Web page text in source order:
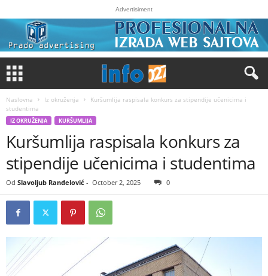
Advertisiment
Naslovna Iz okruženja
Kuršumlija raspisala konkurs za stipendije učenicima i
studentima
IZ OKRUŽENJA KURŠUMLIJA
Kuršumlija raspisala konkurs za
stipendije učenicima i studentima
Od Slavoljub Ranđelović - October 2, 2025 0